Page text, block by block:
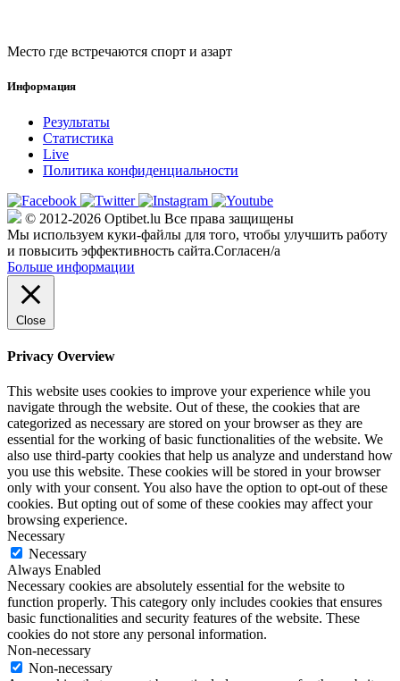
Место где встречаются спорт и азарт
Информация
Результаты
Статистика
Live
Политика конфиденциальности
© 2012-2026 Optibet.lu Все права защищены
Мы используем куки-файлы для того, чтобы улучшить работу
и повысить эффективность сайта.Согласен/а
Больше информации
Close
Privacy Overview
This website uses cookies to improve your experience while you
navigate through the website. Out of these, the cookies that are
categorized as necessary are stored on your browser as they are
essential for the working of basic functionalities of the website. We
also use third-party cookies that help us analyze and understand how
you use this website. These cookies will be stored in your browser
only with your consent. You also have the option to opt-out of these
cookies. But opting out of some of these cookies may affect your
browsing experience.
Necessary
Necessary
Always Enabled
Necessary cookies are absolutely essential for the website to
function properly. This category only includes cookies that ensures
basic functionalities and security features of the website. These
cookies do not store any personal information.
Non-necessary
Non-necessary